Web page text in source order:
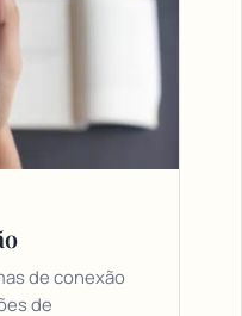
de conexão
de